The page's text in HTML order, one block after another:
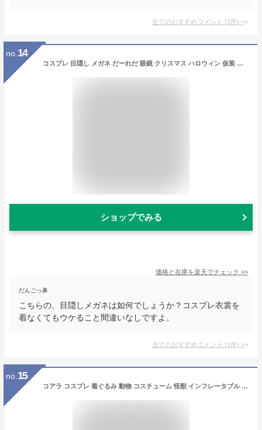
全てのおすすめコメント (1件) >
no. 14
コスプレ 目隠し メガネ だーれだ 眼鏡 クリスマス ハロウィン 仮装 マスク パーティーグッズ イベント用品 面白サングラス ハンド 変装 手 指 誕生日 室内 置物 クリスマス用品 可愛い 渋い かわいい Xmas Christmas 豪華
ショップでみる
価格と在庫を楽天でチェック >>
だんごっ鼻
こちらの、目隠しメガネは如何でしょうか？コスプレ衣裳を
着なくてもウケること間違いなしですよ。
全てのおすすめコメント (1件) >
no. 15
コアラ コスプレ 着ぐるみ 動物 コスチューム 怪獣 インフレータブル 衣装セット 空気充填 膨らむ 仮装 クリスマス ハロウィン プレゼント イベント 文化祭 演劇 発表会 パーティー (コアラ)